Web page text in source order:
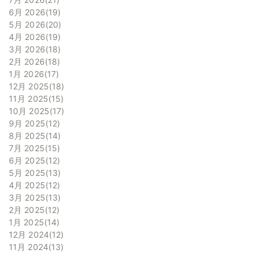
6月 2026 19
5月 2026 20
4月 2026 19
3月 2026 18
2月 2026 18
1月 2026 17
12月 2025 18
11月 2025 15
10月 2025 17
9月 2025 12
8月 2025 14
7月 2025 15
6月 2025 12
5月 2025 13
4月 2025 12
3月 2025 13
2月 2025 12
1月 2025 14
12月 2024 12
11月 2024 13